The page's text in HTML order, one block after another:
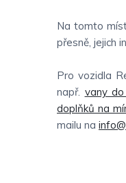
Na tomto
přesně, jejich
Pro vozidla
např. vany
doplňků na
mailu na